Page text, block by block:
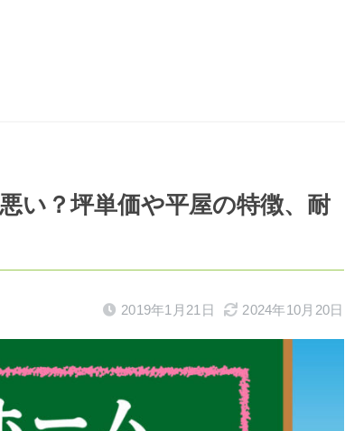
い？坪単価や平屋の特徴、耐
2019年1月21日 2024年10月20日